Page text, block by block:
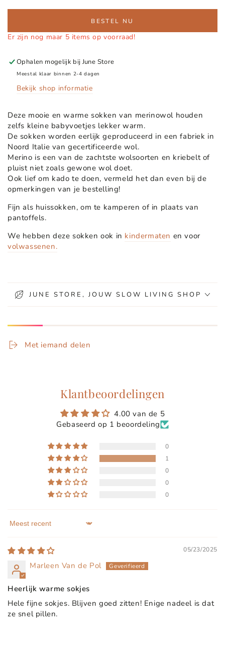
BESTEL NU
Er zijn nog maar 5 items op voorraad!
Ophalen mogelijk bij June Store
Meestal klaar binnen 2-4 dagen
Bekijk shop informatie
Deze mooie en warme sokken van merinowol houden
zelfs kleine babyvoetjes lekker warm.
De sokken worden eerlijk geproduceerd in een fabriek in
Noord Italie van gecertificeerde wol.
Merino is een van de zachtste wolsoorten en kriebelt of
pluist niet zoals gewone wol doet.
Ook lief om kado te doen, vermeld het dan even bij de
opmerkingen van je bestelling!
Fijn als huissokken, om te kamperen of in plaats van
pantoffels.
We hebben deze sokken ook in kindermaten en voor
volwassenen.
JUNE STORE, JOUW SLOW LIVING SHOP
Met iemand delen
Klantbeoordelingen
4.00 van de 5
Gebaseerd op 1 beoordeling
0
1
0
0
0
Sort by
05/23/2025
Marleen Van de Pol
Heerlijk warme sokjes
Hele fijne sokjes. Blijven goed zitten! Enige nadeel is dat
ze snel pillen.